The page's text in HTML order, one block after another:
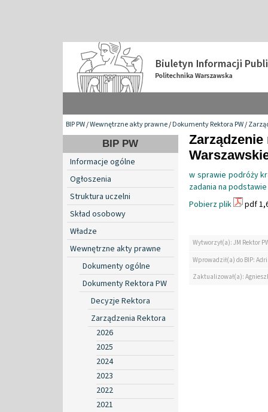
BIP PW/Wewnętrzne akty prawne/Dokumenty Rektora PW/
BIP PW
Informacje ogólne
Ogłoszenia
Struktura uczelni
Skład osobowy
Władze
Wewnętrzne akty prawne
Dokumenty ogólne
Dokumenty Rektora PW
Decyzje Rektora
Zarządzenia Rektora
2026
2025
2024
2023
2022
2021
w sprawie podróży
zadania na
Pobierz plik
pdf
Wytworzył(a): JM Rektor
Wprowadził(a) do BIP:
Zaktualizował(a):